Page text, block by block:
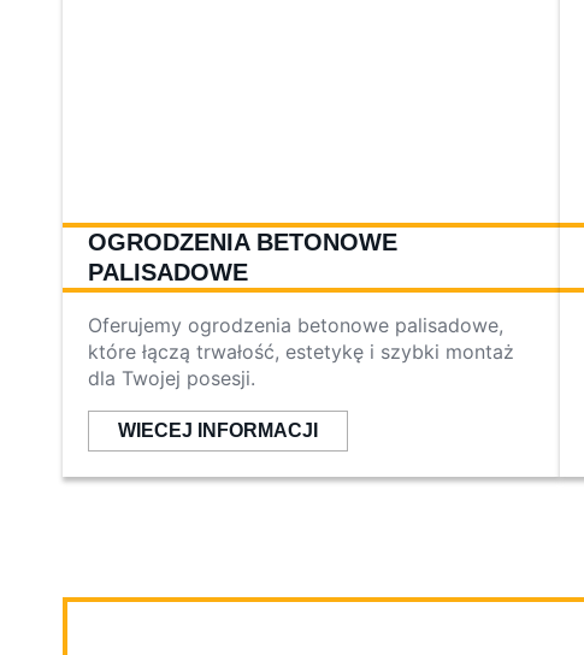
OGRODZENIA BETONOWE
PALISADOWE
Oferujemy ogrodzenia betonowe palisadowe,
które łączą trwałość, estetykę i szybki montaż
dla Twojej posesji.
WIECEJ INFORMACJI